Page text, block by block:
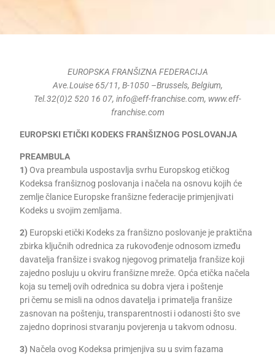
EUROPSKA FRANŠIZNA FEDERACIJA
Ave.Louise 65/11, B-1050 –Brussels, Belgium,
Tel.32(0)2 520 16 07, info@eff-franchise.com, www.eff-
franchise.com
EUROPSKI ETIČKI KODEKS FRANŠIZNOG POSLOVANJA
PREAMBULA
1) Ova preambula uspostavlja svrhu Europskog etičkog
Kodeksa franšiznog poslovanja i načela na osnovu kojih će
zemlje članice Europske franšizne federacije primjenjivati
Kodeks u svojim zemljama.
2) Europski etički Kodeks za franšizno poslovanje je praktična
zbirka ključnih odrednica za rukovođenje odnosom između
davatelja franšize i svakog njegovog primatelja franšize koji
zajedno posluju u okviru franšizne mreže. Opća etička načela
koja su temelj ovih odrednica su dobra vjera i poštenje
pri čemu se misli na odnos davatelja i primatelja franšize
zasnovan na poštenju, transparentnosti i odanosti što sve
zajedno doprinosi stvaranju povjerenja u takvom odnosu.
3) Načela ovog Kodeksa primjenjiva su u svim fazama